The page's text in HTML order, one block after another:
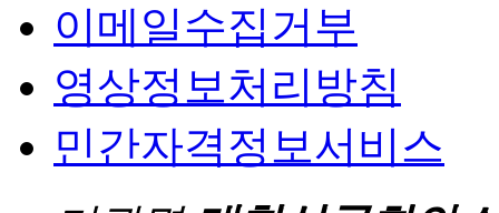
이메일수집거부
영상정보처리방침
민간자격정보서비스